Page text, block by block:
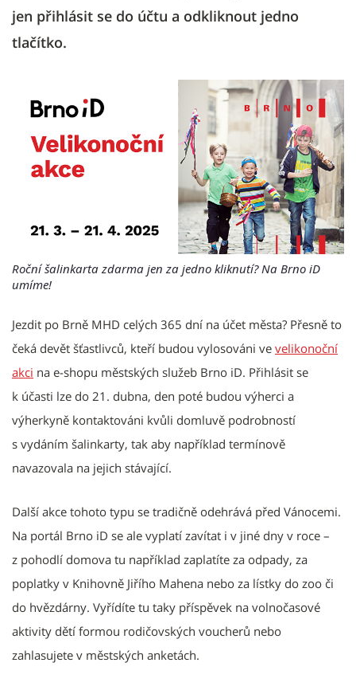
jen přihlásit se do účtu a odkliknout jedno
tlačítko.
Roční šalinkarta zdarma jen za jedno kliknutí? Na Brno iD
umíme!
Jezdit po Brně MHD celých 365 dní na účet města? Přesně to
čeká devět šťastlivců, kteří budou vylosováni ve velikonoční
akci na e-shopu městských služeb Brno iD. Přihlásit se
k účasti lze do 21. dubna, den poté budou výherci a
výherkyně kontaktováni kvůli domluvě podrobností
s vydáním šalinkarty, tak aby například termínově
navazovala na jejich stávající.
Další akce tohoto typu se tradičně odehrává před Vánocemi.
Na portál Brno iD se ale vyplatí zavítat i v jiné dny v roce –
z pohodlí domova tu například zaplatíte za odpady, za
poplatky v Knihovně Jiřího Mahena nebo za lístky do zoo či
do hvězdárny. Vyřídíte tu taky příspěvek na volnočasové
aktivity dětí formou rodičovských voucherů nebo
zahlasujete v městských anketách.